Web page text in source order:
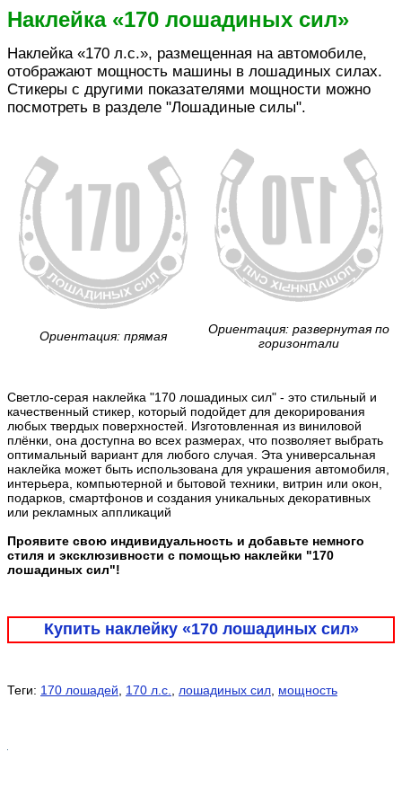
Наклейка «170 лошадиных сил»
Наклейка «170 л.с.», размещенная на автомобиле,
отображают мощность машины в лошадиных силах.
Стикеры с другими показателями мощности можно
посмотреть в разделе "Лошадиные силы".
Ориентация: прямая
Ориентация: развернутая по
горизонтали
Светло-серая наклейка "170 лошадиных сил" - это стильный и
качественный стикер, который подойдет для декорирования
любых твердых поверхностей. Изготовленная из виниловой
плёнки, она доступна во всех размерах, что позволяет выбрать
оптимальный вариант для любого случая. Эта универсальная
наклейка может быть использована для украшения автомобиля,
интерьера, компьютерной и бытовой техники, витрин или окон,
подарков, смартфонов и создания уникальных декоративных
или рекламных аппликаций
Проявите свою индивидуальность и добавьте немного
стиля и эксклюзивности с помощью наклейки "170
лошадиных сил"!
Купить наклейку «170 лошадиных сил»
Теги: 170 лошадей 170 л.с. лошадиных сил мощность